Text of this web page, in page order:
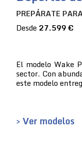
PREPÁRATE
Desde 27.599 €
El modelo Wake
sector. Con
este modelo
> Ver modelos